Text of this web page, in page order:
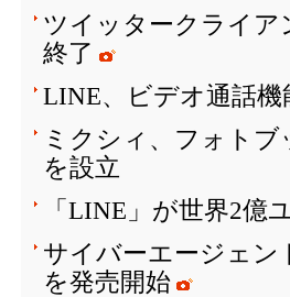
ツイッタークライア
終了
LINE、ビデオ通話機
ミクシィ、フォト
を設立
「LINE」が世界2億
サイバーエージェン
を発売開始